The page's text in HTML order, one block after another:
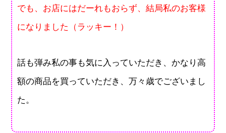
でも、お店にはだーれもおらず、結局私のお客様
になりました（ラッキー！）
話も弾み私の事も気に入っていただき、かなり高
額の商品を買っていただき、万々歳でございまし
た。